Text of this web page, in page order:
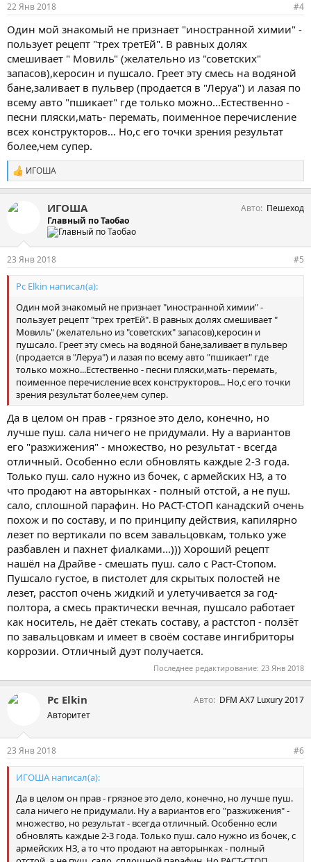
22 Янв 2018 #4
Один мой знакомый не признает "иностранной химии" -
пользует рецепт "трех третЕй". В равных долях
смешивает " Мовиль" (желательно из "советских"
запасов),керосин и пушсало. Греет эту смесь на водяной
бане,заливает в пульвер (продается в "Леруа") и лазая по
всему авто "пшикает" где только можно...Естественно -
песни пляски,мать- перемать, поименное перечисление
всех конструкторов... Но,с его точки зрения результат
более,чем супер.
С
и
п
:
ИГОША
ИГОША
Главный по Таобао
Авто Пешеход
23 Янв 2018 #5
Pc Elkin написал(а):
Один мой знакомый не признает "иностранной химии" -
пользует рецепт "трех третЕй". В равных долях смешивает "
Мовиль" (желательно из "советских" запасов),керосин и
пушсало. Греет эту смесь на водяной бане,заливает в пульвер
(продается в "Леруа") и лазая по всему авто "пшикает" где
только можно...Естественно - песни пляски,мать- перемать,
поименное перечисление всех конструкторов... Но,с его точки
зрения результат более,чем супер.
Да в целом он прав - грязное это дело, конечно, но
лучше пуш. сала ничего не придумали. Ну а вариантов
его "разжижения" - множество, но результат - всегда
отличный. Особенно если обновлять каждые 2-3 года.
Только пуш. сало нужно из бочек, с армейских НЗ, а то
что продают на авторынках - полный отстой, а не пуш.
сало, сплошной парафин. Но РАСТ-СТОП канадский очень
похож и по составу, и по принципу действия, капилярно
лезет по вертикали по всем завальцовкам, только уже
разбавлен и пахнет фиалками...))) Хороший рецепт
нашёл на Драйве - смешать пуш. сало с Раст-Стопом.
Пушсало густое, в пистолет для скрытых полостей не
лезет, расстоп очень жидкий и улетучивается за год-
полтора, а смесь практически вечная, пушсало работает
как носитель, не даёт стекать составу, а растстоп - ползёт
по завальцовкам и имеет в своём составе ингибриторы
коррозии. Отличный дуэт получается.
Последнее редактирование: 23 Янв 2018
Pc Elkin
Авторитет
Авто DFM AX7 Luxury 2017
23 Янв 2018 #6
ИГОША написал(а):
Да в целом он прав - грязное это дело, конечно, но лучше пуш.
сала ничего не придумали. Ну а вариантов его "разжижения" -
множество, но результат - всегда отличный. Особенно если
обновлять каждые 2-3 года. Только пуш. сало нужно из бочек, с
армейских НЗ, а то что продают на авторынках - полный